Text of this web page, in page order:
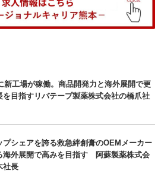
新工場が稼働。商品開発力と海外展開で更
を目指すリバテープ製薬株式会社の橋爪社
プシェアを誇る救急絆創膏のOEMメーカー
海外展開で高みを目指す 阿蘇製薬株式会
社長